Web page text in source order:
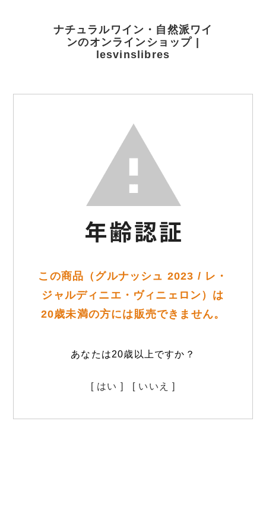
ナチュラルワイン・自然派ワイ
ンのオンラインショップ |
lesvinslibres
この商品（グルナッシュ 2023 / レ・
ジャルディニエ・ヴィニェロン）は
20歳未満の方には販売できません。
あなたは20歳以上ですか？
[ はい ] [ いいえ ]